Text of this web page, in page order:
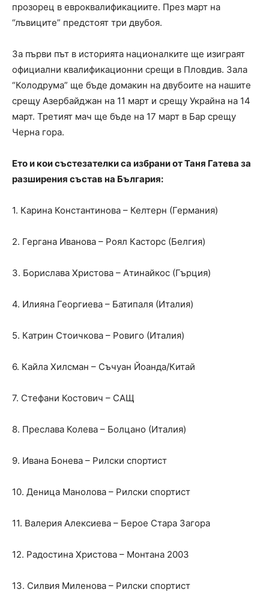
прозорец в евроквалификациите. През март на
“лъвиците” предстоят три двубоя.
За първи път в историята националките ще изиграят
официални квалификационни срещи в Пловдив. Зала
“Колодрума” ще бъде домакин на двубоите на нашите
срещу Азербайджан на 11 март и срещу Украйна на 14
март. Третият мач ще бъде на 17 март в Бар срещу
Черна гора.
Ето и кои състезателки са избрани от Таня Гатева за
разширения състав на България:
1. Карина Константинова – Келтерн (Германия)
2. Гергана Иванова – Роял Касторс (Белгия)
3. Борислава Христова – Атинайкос (Гърция)
4. Илияна Георгиева – Батипаля (Италия)
5. Катрин Стоичкова – Ровиго (Италия)
6. Кайла Хилсман – Съчуан Йоанда/Китай
7. Стефани Костович – САЩ
8. Преслава Колева – Болцано (Италия)
9. Ивана Бонева – Рилски спортист
10. Деница Манолова – Рилски спортист
11. Валерия Алексиева – Берое Стара Загора
12. Радостина Христова – Монтана 2003
13. Силвия Миленова – Рилски спортист